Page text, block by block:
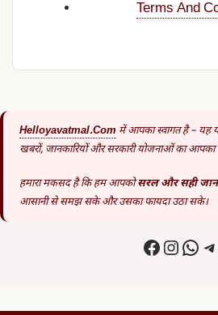
Terms And
Helloyavatmal.com में आपका स्वागत है – यह
खबरों, जानकारियों और सरकारी योजनाओं का
हमारा मकसद है कि हम आपकोसरल और सही
आसानी से समझ सके और उसका फायदा उठा सके।
Facebook Instagram WhatsApp Telegram